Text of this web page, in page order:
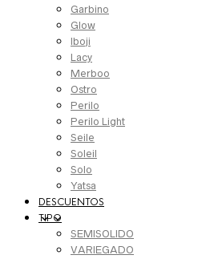
Garbino
Glow
Iboji
Lacy
Merboo
Ostro
Perilo
Perilo Light
Seile
Soleil
Solo
Yatsa
DESCUENTOS
TIPO
SEMISOLIDO
VARIEGADO